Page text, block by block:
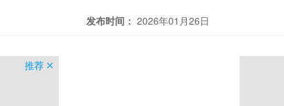
发布时间： 2026年01月26日
推荐